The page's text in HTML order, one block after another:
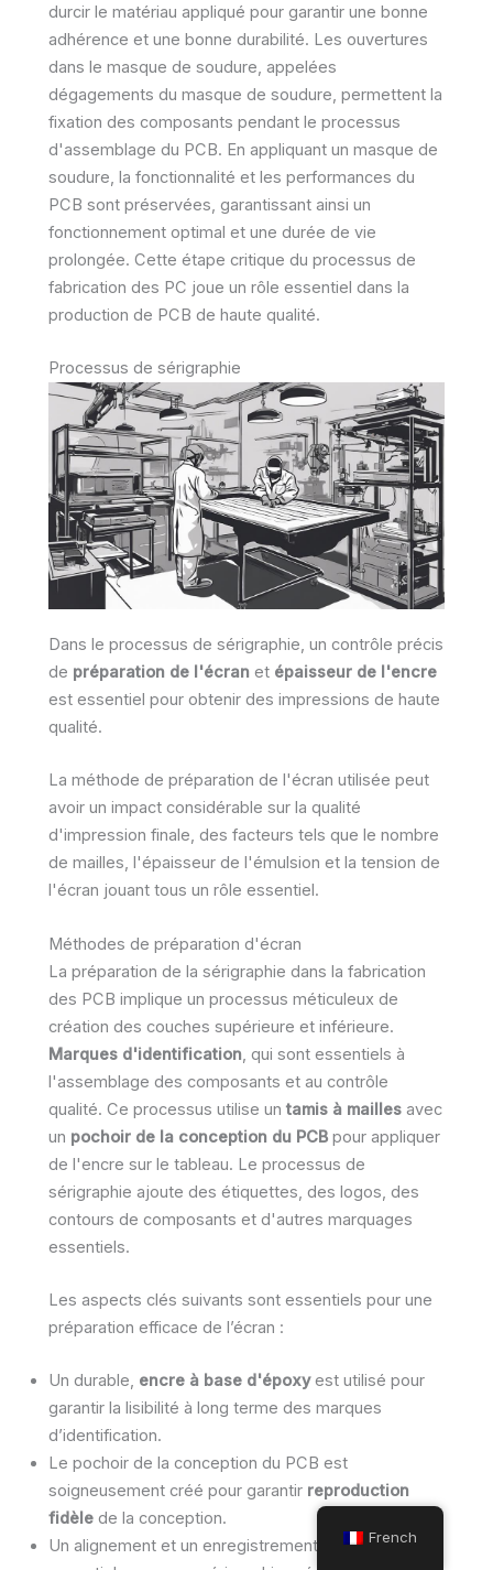
durcir le matériau appliqué pour garantir une bonne
adhérence et une bonne durabilité. Les ouvertures
dans le masque de soudure, appelées
dégagements du masque de soudure, permettent la
fixation des composants pendant le processus
d'assemblage du PCB. En appliquant un masque de
soudure, la fonctionnalité et les performances du
PCB sont préservées, garantissant ainsi un
fonctionnement optimal et une durée de vie
prolongée. Cette étape critique du processus de
fabrication des PC joue un rôle essentiel dans la
production de PCB de haute qualité.
Processus de sérigraphie
Dans le processus de sérigraphie, un contrôle précis
de préparation de l'écran et épaisseur de l'encre
est essentiel pour obtenir des impressions de haute
qualité.
La méthode de préparation de l'écran utilisée peut
avoir un impact considérable sur la qualité
d'impression finale, des facteurs tels que le nombre
de mailles, l'épaisseur de l'émulsion et la tension de
l'écran jouant tous un rôle essentiel.
Méthodes de préparation d'écran
La préparation de la sérigraphie dans la fabrication
des PCB implique un processus méticuleux de
création des couches supérieure et inférieure.
Marques d'identification, qui sont essentiels à
l'assemblage des composants et au contrôle
qualité. Ce processus utilise un tamis à mailles avec
un pochoir de la conception du PCB pour appliquer
de l'encre sur le tableau. Le processus de
sérigraphie ajoute des étiquettes, des logos, des
contours de composants et d'autres marquages
essentiels.
Les aspects clés suivants sont essentiels pour une
préparation efficace de l’écran :
Un durable, encre à base d'époxyest utilisé pour
garantir la lisibilité à long terme des marques
d’identification.
Le pochoir de la conception du PCB est
soigneusement créé pour garantir reproduction
fidèle de la conception.
Un alignement et un enregistrement corrects sont
French